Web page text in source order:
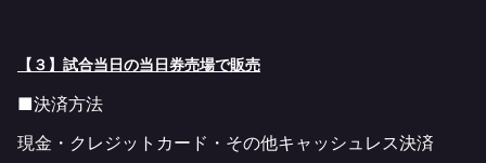
【３】試合当日の当日券売場で販売
■決済方法
現金・クレジットカード・その他キャッシュレス決済